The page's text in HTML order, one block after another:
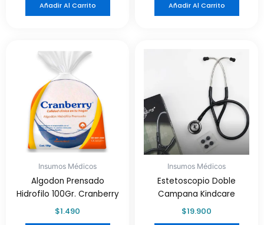
Añadir Al Carrito Añadir Al Carrito
Insumos Médicos
Algodon Prensado
Hidrofilo 100Gr. Cranberry
$1.490
Insumos Médicos
Estetoscopio Doble
Campana Kindcare
$19.900